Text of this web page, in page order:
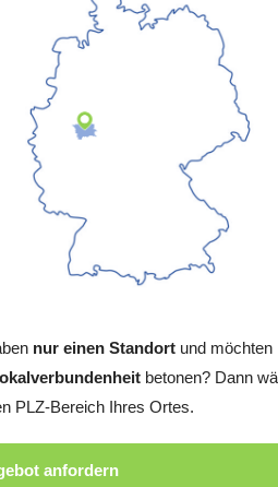
nur einen Standort und möchten
betonen? Dann
PLZ-Bereich Ihres Ortes.
anfordern